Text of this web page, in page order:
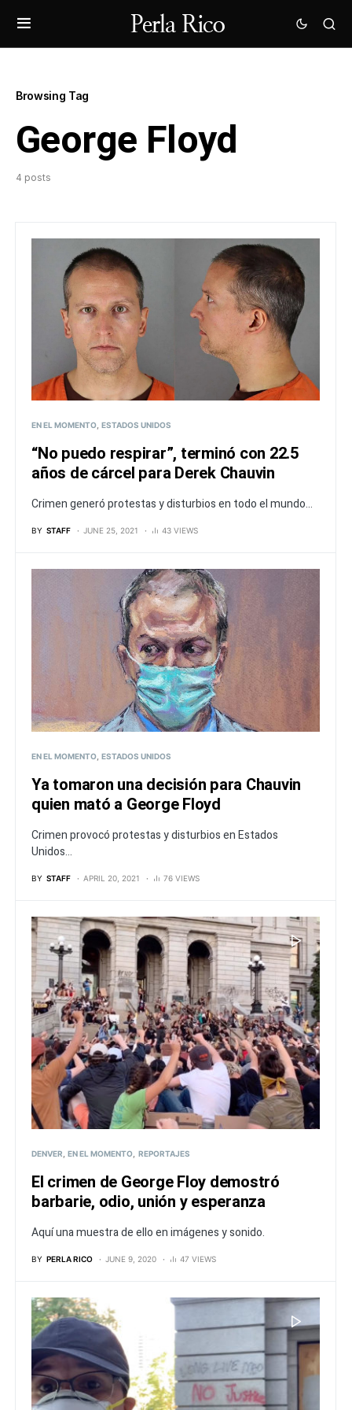
Browsing Tag
George Floyd
4 posts
EN EL MOMENTO ESTADOS UNIDOS
“No puedo respirar”, terminó con 22.5
años de cárcel para Derek Chauvin
Crimen generó protestas y disturbios en todo el mundo...
BY STAFF JUNE 25, 2021 43 VIEWS
EN EL MOMENTO ESTADOS UNIDOS
Ya tomaron una decisión para Chauvin
quien mató a George Floyd
Crimen provocó protestas y disturbios en Estados
Unidos...
BY STAFF APRIL 20, 2021 76 VIEWS
DENVER EN EL MOMENTO REPORTAJES
El crimen de George Floy demostró
barbarie, odio, unión y esperanza
Aquí una muestra de ello en imágenes y sonido.
BY PERLA RICO JUNE 9, 2020 47 VIEWS